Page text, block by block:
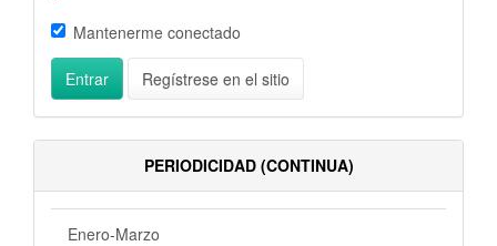
Mantenerme conectado
Entrar Regístrese en el sitio
PERIODICIDAD (CONTINUA)
Enero-Marzo